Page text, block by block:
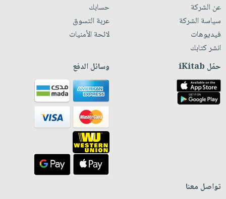
عن الشركة
سياسة الشركة
فيديوهات
انشر كتابك
حسابك
عربة التسوق
لائحة الأمنيات
حمّل iKitab وسائل الدفع
تواصل معنا